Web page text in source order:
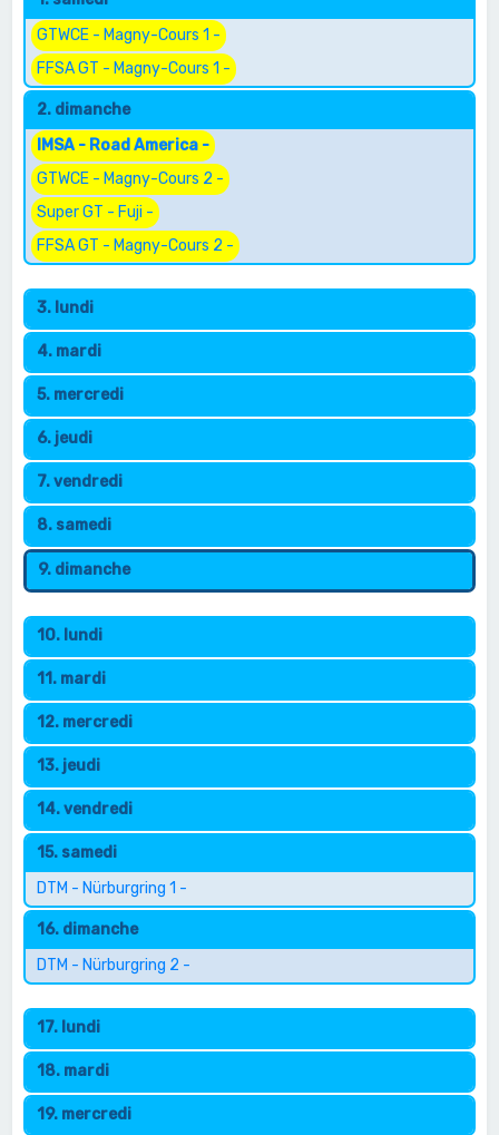
h
GTWCE - Magny-Cours 1 -
FFSA GT - Magny-Cours 1 -
2. dimanche
IMSA - Road America -
GTWCE - Magny-Cours 2 -
Super GT - Fuji -
FFSA GT - Magny-Cours 2 -
3. lundi
4. mardi
5. mercredi
6. jeudi
7. vendredi
8. samedi
9. dimanche
10. lundi
11. mardi
12. mercredi
13. jeudi
14. vendredi
15. samedi
DTM - Nürburgring 1 -
16. dimanche
DTM - Nürburgring 2 -
17. lundi
18. mardi
19. mercredi